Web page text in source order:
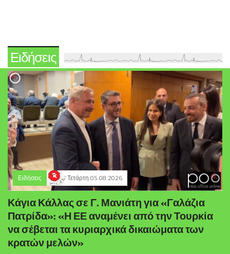
Ειδήσεις
Ειδήσεις Τετάρτη 05.08.2026
Κάγια Κάλλας σε Γ. Μανιάτη για «Γαλάζια
Πατρίδα»: «Η ΕΕ αναμένει από την Τουρκία
να σέβεται τα κυριαρχικά δικαιώματα των
κρατών μελών»